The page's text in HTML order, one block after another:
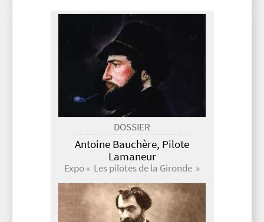
DOSSIER
Antoine Bauchère, Pilote
Lamaneur
Expo « Les pilotes de la Gironde »